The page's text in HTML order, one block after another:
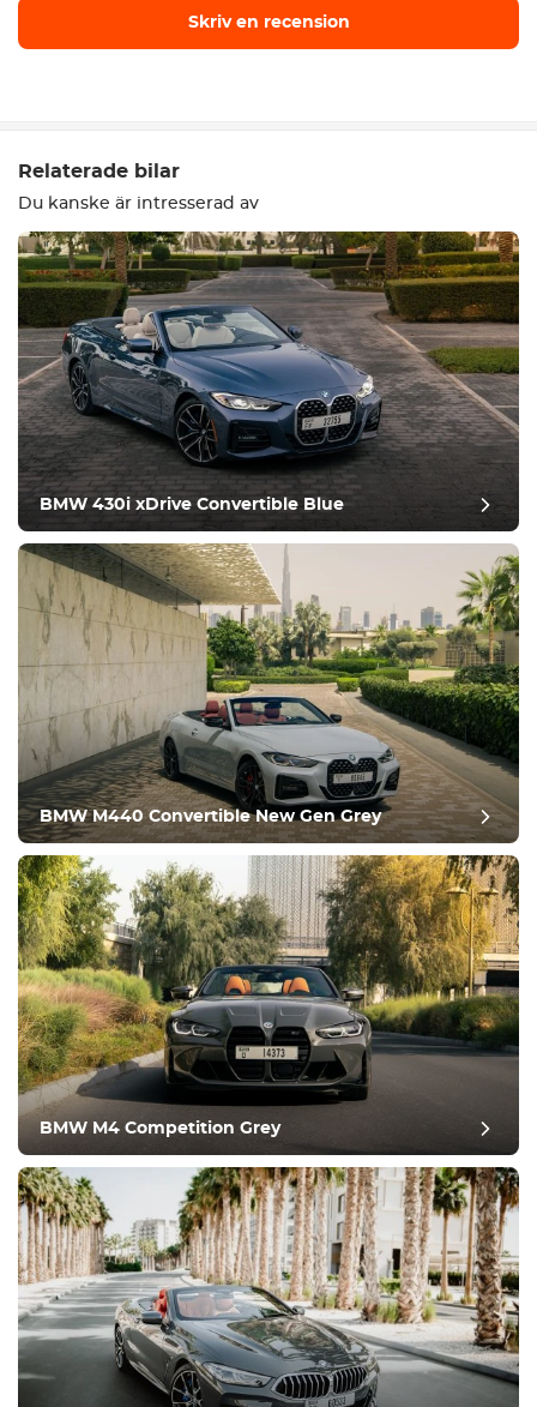
Skriv en recension
Utrustning
Bekväm
Klimatkontroll
Kör
Villkor
postgranskning
Relaterade bilar
Du kanske är intresserad av
BMW 430i xDrive Convertible Blue
BMW M440 Convertible New Gen Grey
BMW M4 Competition Grey